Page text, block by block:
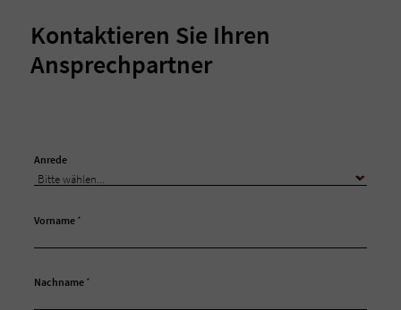
Kontaktieren Sie Ihren
Ansprechpartner
Anrede
Vorname *
Nachname *